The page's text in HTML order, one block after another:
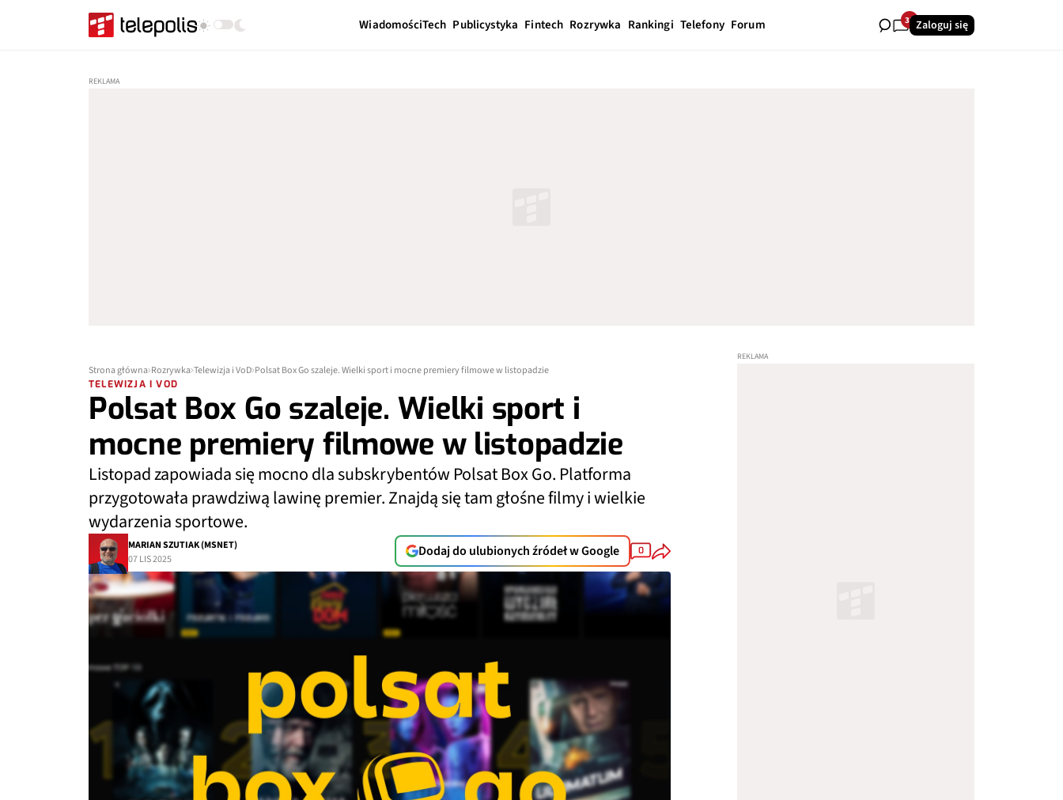
WiadomościTech Publicystyka Fintech Rozrywka Rankingi Telefony Forum 35Zaloguj się
Strona główna Rozrywka Telewizja i VoD Polsat Box Go szaleje. Wielki sport i mocne premiery filmowe w listopadzie
TELEWIZJA I VOD
Polsat Box Go szaleje. Wielki sport i
mocne premiery filmowe w listopadzie
Listopad zapowiada się mocno dla subskrybentów Polsat Box Go. Platforma
przygotowała prawdziwą lawinę premier. Znajdą się tam głośne filmy i wielkie
wydarzenia sportowe.
MARIAN SZUTIAK (MSNET)
07 LIS 2025
Dodaj do ulubionych źródeł w Google 0